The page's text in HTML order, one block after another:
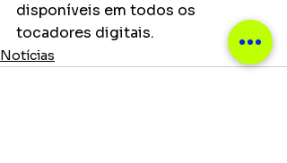
disponíveis em todos os
tocadores digitais.
Notícias